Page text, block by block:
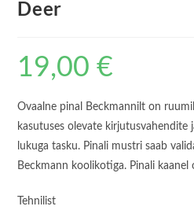
Deer
19,00€
Ovaalne pinal Beckmannilt on
kasutuses olevate kirjutusvahendite
lukuga tasku. Pinali mustri saab
Beckmann koolikotiga. Pinali kaanel
Tehnilist